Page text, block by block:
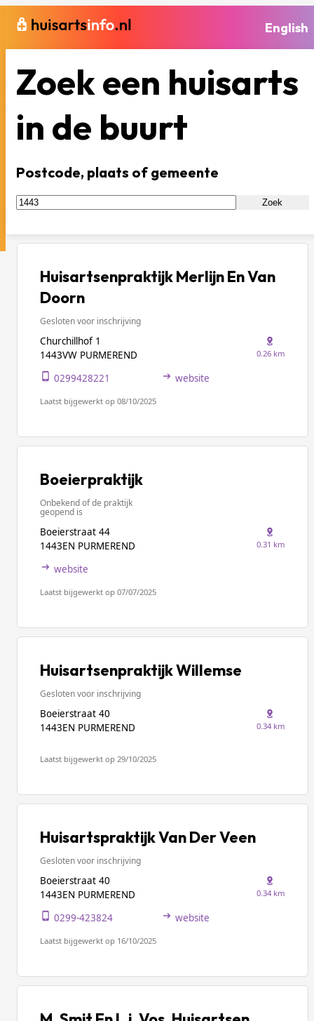
English
Zoek een huisarts
in de buurt
Postcode, plaats of gemeente
Zoek
Huisartsenpraktijk Merlijn En Van
Doorn
Gesloten voor inschrijving
Churchillhof 1
1443VW PURMEREND
0.26 km
0299428221 website
Laatst bijgewerkt op 08/10/2025
Boeierpraktijk
Onbekend of de praktijk
geopend is
Boeierstraat 44
1443EN PURMEREND
0.31 km
website
Laatst bijgewerkt op 07/07/2025
Huisartsenpraktijk Willemse
Gesloten voor inschrijving
Boeierstraat 40
1443EN PURMEREND
0.34 km
Laatst bijgewerkt op 29/10/2025
Huisartspraktijk Van Der Veen
Gesloten voor inschrijving
Boeierstraat 40
1443EN PURMEREND
0.34 km
0299-423824 website
Laatst bijgewerkt op 16/10/2025